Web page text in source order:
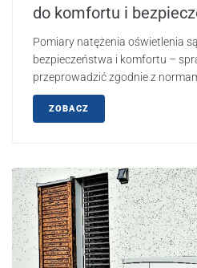
do komfortu i
Pomiary natężenia oświetlenia
bezpieczeństwa i komfortu –
przeprowadzić zgodnie z
ZOBACZ